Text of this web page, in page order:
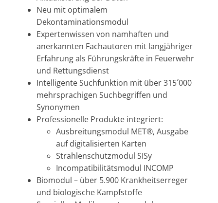
Neu mit optimalem
Dekontaminationsmodul
Expertenwissen von namhaften und
anerkannten Fachautoren mit langjähriger
Erfahrung als Führungskräfte in Feuerwehr
und Rettungsdienst
Intelligente Suchfunktion mit über 315´000
mehrsprachigen Suchbegriffen und
Synonymen
Professionelle Produkte integriert:
Ausbreitungsmodul MET®, Ausgabe
auf digitalisierten Karten
Strahlenschutzmodul SISy
Incompatibilitätsmodul INCOMP
Biomodul – über 5.900 Krankheitserreger
und biologische Kampfstoffe